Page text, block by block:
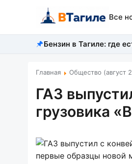
Все
Бензин в Тагиле: где
Главная Общество (август
ГАЗ
грузовика